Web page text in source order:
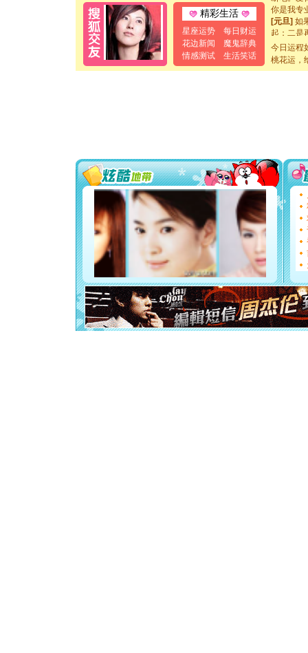
精彩生活
星座运势
每日财运
花边新闻
魔鬼辞典
情感测试
生活笑话
你是我专
[元旦] 如
起；二是
离。水
[元旦]当
泣，这痛
[圣诞节]
你太多，
要平安
[圣诞节]
能正大
都要快乐
[圣诞节]
如意,快
[元旦]
看
断电。
你是我
[元旦]如
起；二是
离。水晶
[元旦]当
泣，这痛
今日运程
桃花运，